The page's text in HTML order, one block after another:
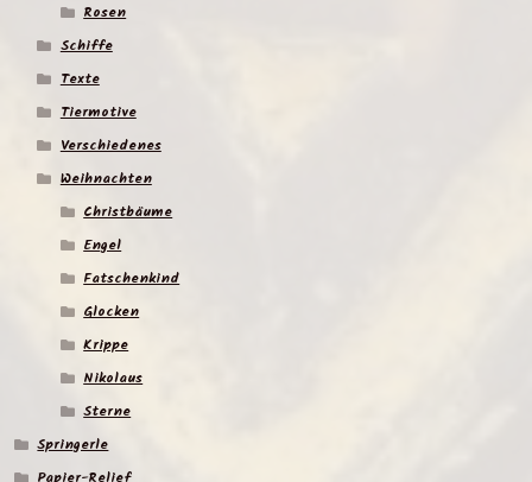
Rosen
Schiffe
Texte
Tiermotive
Verschiedenes
Weihnachten
Christbäume
Engel
Fatschenkind
Glocken
Krippe
Nikolaus
Sterne
Springerle